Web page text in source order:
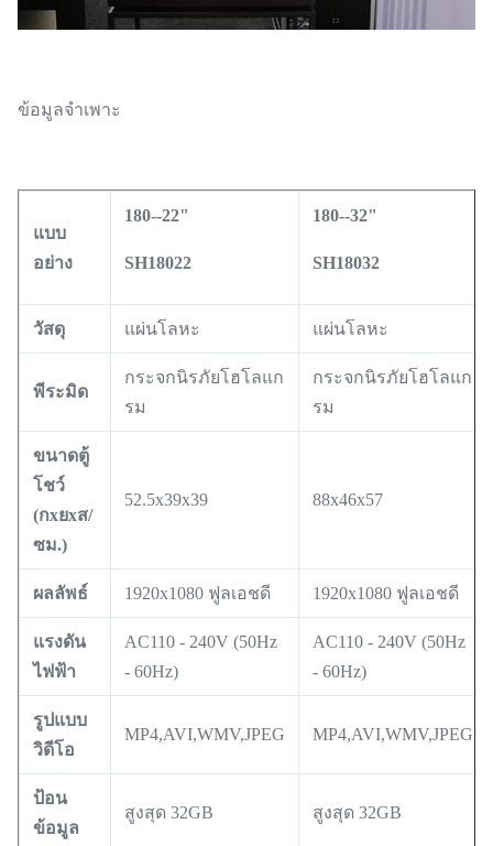
ข้อมูลจำเพาะ
แบบ
อย่าง
180--22"
SH18022
180--32"
SH18032
วัสดุ แผ่นโลหะ แผ่นโลหะ
พีระมิด
กระจกนิรภัยโฮโลแก
รม
กระจกนิรภัยโฮโลแก
รม
ขนาดตู้
โชว์
(กxยxส/
ซม.)
52.5x39x39 88x46x57
ผลลัพธ์ 1920x1080 ฟูลเอชดี 1920x1080 ฟูลเอชดี
แรงดัน
ไฟฟ้า
AC110 - 240V (50Hz
- 60Hz)
AC110 - 240V (50Hz
- 60Hz)
รูปแบบ
วิดีโอ
MP4,AVI,WMV,JPEG MP4,AVI,WMV,JPEG
ป้อน
ข้อมูล
สูงสุด 32GB สูงสุด 32GB